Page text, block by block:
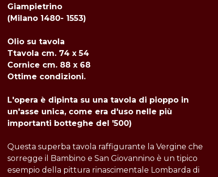
Giampietrino
(Milano 1480- 1553)
Olio su tavola
Ttavola cm. 74 x 54
Cornice cm. 88 x 68
Ottime condizioni.
L'opera è dipinta su una tavola di pioppo in
un'asse unica, come era d'uso nelle più
importanti botteghe del '500)
Questa superba tavola raffigurante la Vergine che
sorregge il Bambino e San Giovannino è un tipico
esempio della pittura rinascimentale Lombarda di